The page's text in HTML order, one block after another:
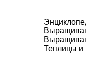
Теплицы и